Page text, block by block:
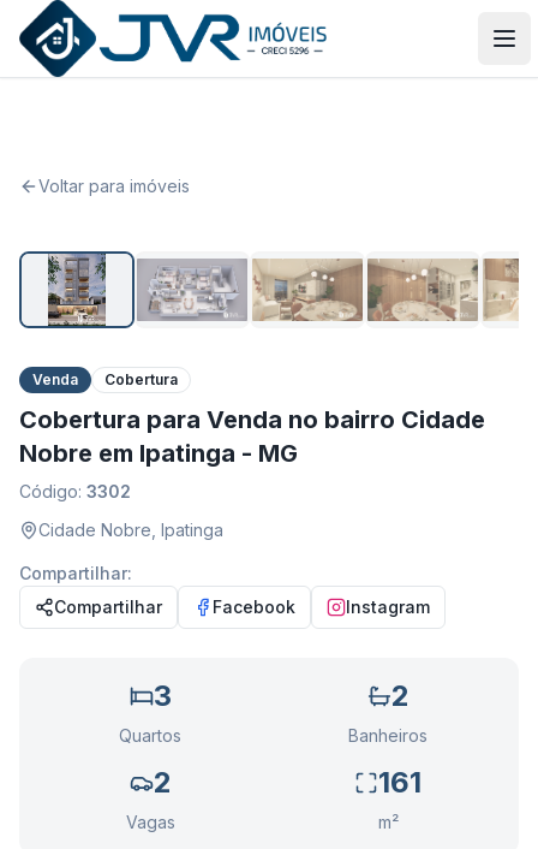
JVR Imóveis
Voltar para imóveis
Venda Cobertura
Cobertura para Venda no bairro Cidade
Nobre em Ipatinga - MG
Código: 3302
Cidade Nobre Ipatinga
Compartilhar:
Compartilhar
Facebook Instagram
3
Quartos
2
Banheiros
2
Vagas
161
m²